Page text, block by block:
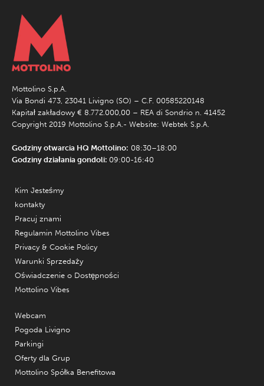
Mottolino S.p.A.
Via Bondi 473, 23041 Livigno (SO) – C.F. 00585220148
Kapitał zakładowy € 8.772.000,00 – REA di Sondrio n. 41452
Copyright 2019 Mottolino S.p.A.- Website: Webtek S.p.A.
Godziny otwarcia HQ Mottolino: 08:30–18:00
Godziny działania gondoli: 09:00-16:40
Kim Jesteśmy
kontakty
Pracuj znami
Regulamin Mottolino Vibes
Privacy & Cookie Policy
Warunki Sprzedaży
Oświadczenie o Dostępności
Mottolino Vibes
Webcam
Pogoda Livigno
Parkingi
Oferty dla Grup
Mottolino Spółka Benefitowa